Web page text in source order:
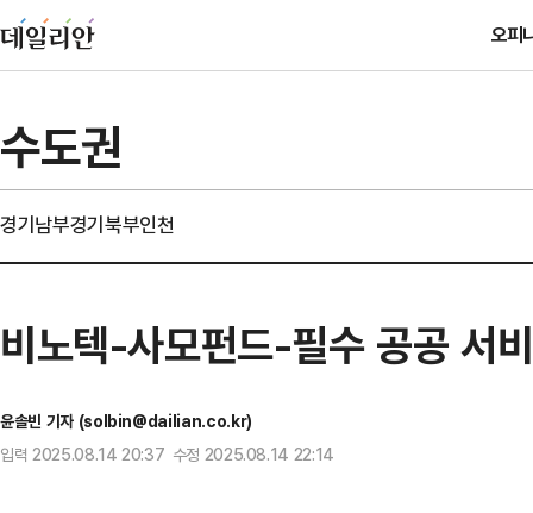
오피
수도권
경기남부경기북부인천
비노텍-사모펀드-필수 공공 서
윤솔빈 기자 (solbin@dailian.co.kr)
입력 2025.08.14 20:37 수정 2025.08.14 22:14